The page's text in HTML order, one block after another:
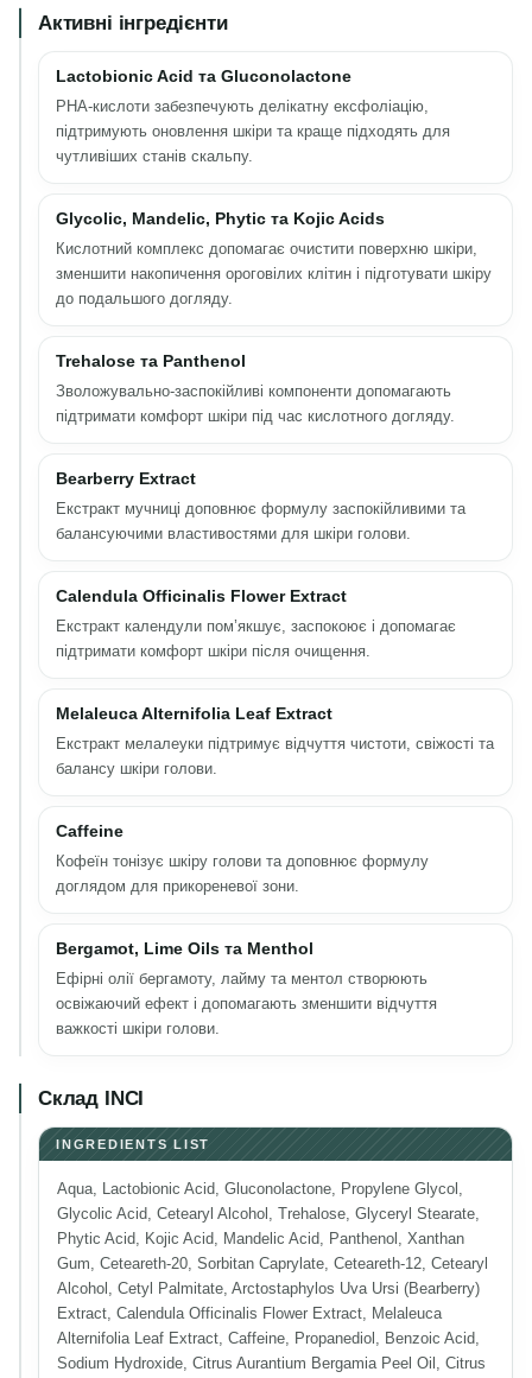
Активні інгредієнти
Lactobionic Acid та Gluconolactone
PHA-кислоти забезпечують делікатну ексфоліацію,
підтримують оновлення шкіри та краще підходять для
чутливіших станів скальпу.
Glycolic, Mandelic, Phytic та Kojic Acids
Кислотний комплекс допомагає очистити поверхню шкіри,
зменшити накопичення ороговілих клітин і підготувати шкіру
до подальшого догляду.
Trehalose та Panthenol
Зволожувально-заспокійливі компоненти допомагають
підтримати комфорт шкіри під час кислотного догляду.
Bearberry Extract
Екстракт мучниці доповнює формулу заспокійливими та
балансуючими властивостями для шкіри голови.
Calendula Officinalis Flower Extract
Екстракт календули пом’якшує, заспокоює і допомагає
підтримати комфорт шкіри після очищення.
Melaleuca Alternifolia Leaf Extract
Екстракт мелалеуки підтримує відчуття чистоти, свіжості та
балансу шкіри голови.
Caffeine
Кофеїн тонізує шкіру голови та доповнює формулу
доглядом для прикореневої зони.
Bergamot, Lime Oils та Menthol
Ефірні олії бергамоту, лайму та ментол створюють
освіжаючий ефект і допомагають зменшити відчуття
важкості шкіри голови.
Склад INCI
INGREDIENTS LIST
Aqua, Lactobionic Acid, Gluconolactone, Propylene Glycol,
Glycolic Acid, Cetearyl Alcohol, Trehalose, Glyceryl Stearate,
Phytic Acid, Kojic Acid, Mandelic Acid, Panthenol, Xanthan
Gum, Ceteareth-20, Sorbitan Caprylate, Ceteareth-12, Cetearyl
Alcohol, Cetyl Palmitate, Arctostaphylos Uva Ursi (Bearberry)
Extract, Calendula Officinalis Flower Extract, Melaleuca
Alternifolia Leaf Extract, Caffeine, Propanediol, Benzoic Acid,
Sodium Hydroxide, Citrus Aurantium Bergamia Peel Oil, Citrus